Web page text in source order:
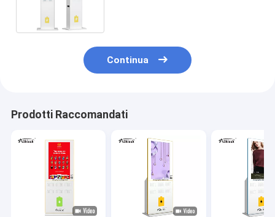
Continua
Prodotti Raccomandati